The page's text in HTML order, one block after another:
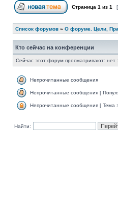
Страница 1 из 1
Список форумов » О форуме. Цели,
Кто сейчас на конференции
Сейчас этот форум просматривают: нет
Непрочитанные сообщения
Непрочитанные сообщения [
Непрочитанные сообщения [ Тема
Найти: